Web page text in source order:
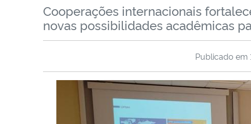
Cooperações internacionais
novas possibilidades acadêmicas
Publicado em